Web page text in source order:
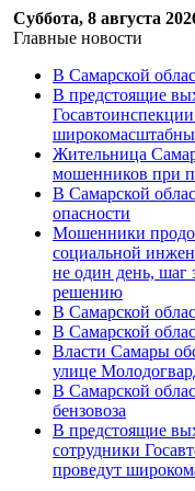
Суббота, 8 августа
Главные новости
В Самарской
В предстоящие
Жительница
мошенников при
В Самарской
опасности
Мошенники
социальной
не один день, шаг
решению
В Самарской
В Самарской
Власти Самары
улице
В Самарской
бензовоза
В предстоящие
сотрудники
проведут